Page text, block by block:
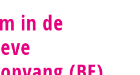
in de